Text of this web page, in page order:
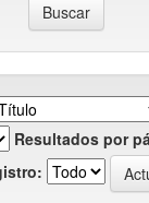
Resultados por